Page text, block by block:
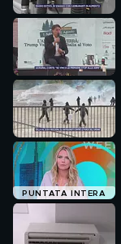
PUNTATA INTERA